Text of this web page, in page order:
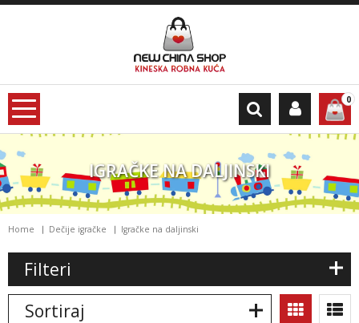
0
IGRAČKE NA DALJINSKI
Home Dečije igračke Igračke na daljinski
Filteri
Sortiraj